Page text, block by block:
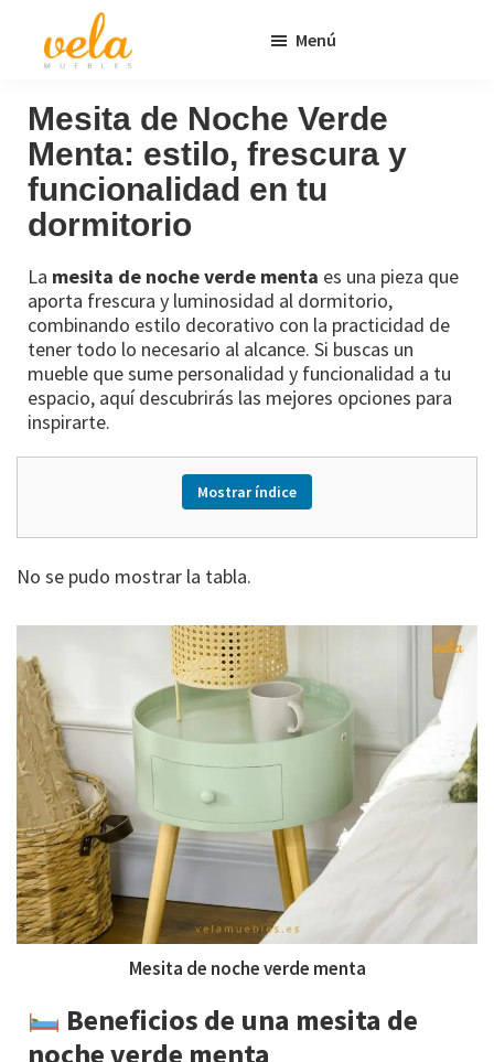
principal
página
Muebles
Baratos
Online
Outlet
Menú
Mesita de Noche Verde
Menta: estilo, frescura y
funcionalidad en tu
dormitorio
La mesita de noche verde menta es una pieza que
aporta frescura y luminosidad al dormitorio,
combinando estilo decorativo con la practicidad de
tener todo lo necesario al alcance. Si buscas un
mueble que sume personalidad y funcionalidad a tu
espacio, aquí descubrirás las mejores opciones para
inspirarte.
Mostrar índice
No se pudo mostrar la tabla.
Mesita de noche verde menta
Beneficios de una mesita de
noche verde menta